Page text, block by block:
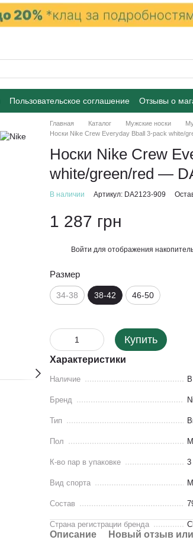
Пользовательское соглашение Отзывы о
Главная Каталог Мужские носки
Носки Nike Crew Everyday Bball 3-pack white/
Носки Nike Crew
white/green/red —
В наличии Артикул: DA2123-909
1 287 грн
Войти для отображения
Размер
34-38 38-42 46-50
Купить
Характеристики
Наличие
Бренд
Тип
Пол
К-во пар в упаковке 3
Вид спорта
Состав
Страна регистрации бренда
Описание Новый отзыв